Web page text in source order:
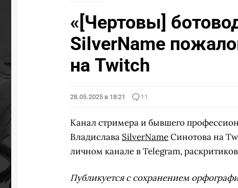
«[Чертовы]
SilverName
на Twitch
28.05.2025 в 18:21 11
Канал стримера и бывшего
Владислава SilverNameСинотова на
личном канале в Telegram,
Публикуется с сохранением